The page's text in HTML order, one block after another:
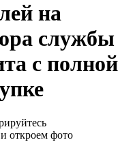
на
службы
с полной
откроем фото